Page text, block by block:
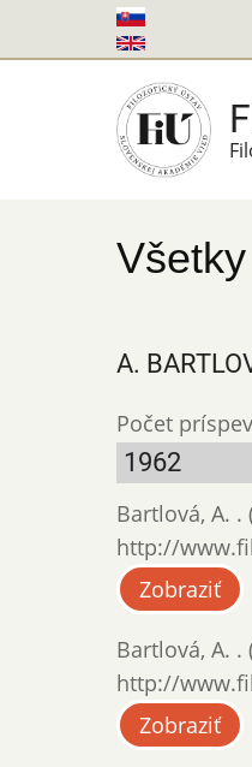
na
A.
Počet
1962
Bartlová, A. .
http://
Zobraziť
Bartlová, A. .
http://
Zobraziť